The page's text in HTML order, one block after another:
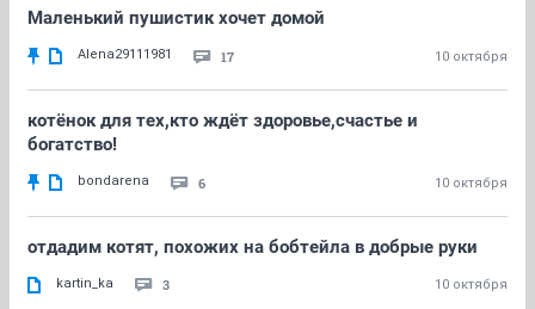
Маленький пушистик хочет домой
Alena29111981 17 10 октября
котёнок для тех,кто ждёт здоровье,счастье и
богатство!
bondarena 6 10 октября
отдадим котят, похожих на бобтейла в добрые руки
kartin_ka 3 10 октября